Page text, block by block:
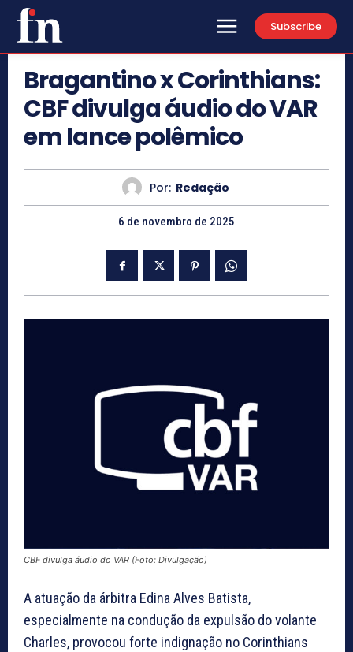
Subscribe
Bragantino x Corinthians:
CBF divulga áudio do VAR
em lance polêmico
Por: Redação
6 de novembro de 2025
CBF divulga áudio do VAR (Foto: Divulgação)
A atuação da árbitra Edina Alves Batista,
especialmente na condução da expulsão do volante
Charles, provocou forte indignação no Corinthians